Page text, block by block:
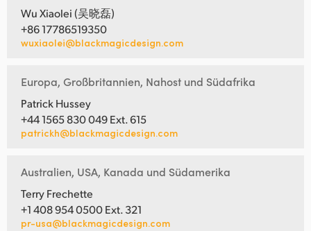
Wu Xiaolei (吴晓磊)
+86 17786519350
wuxiaolei@blackmagicdesign.com
Europa, Großbritannien, Nahost und Südafrika
Patrick Hussey
+44 1565 830 049 Ext. 615
patrickh@blackmagicdesign.com
Australien, USA, Kanada und Südamerika
Terry Frechette
+1 408 954 0500 Ext. 321
pr-usa@blackmagicdesign.com